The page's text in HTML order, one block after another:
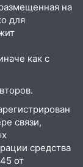
до
на
для
как с
связи,
средства
от